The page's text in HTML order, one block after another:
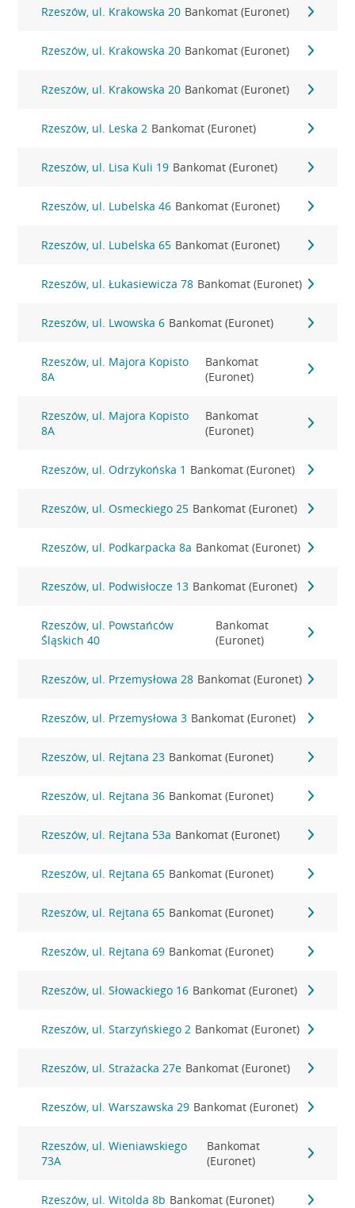
Rzeszów, ul. Krakowska 20 Bankomat (Euronet)
Rzeszów, ul. Krakowska 20 Bankomat (Euronet)
Rzeszów, ul. Krakowska 20 Bankomat (Euronet)
Rzeszów, ul. Leska 2 Bankomat (Euronet)
Rzeszów, ul. Lisa Kuli 19 Bankomat (Euronet)
Rzeszów, ul. Lubelska 46 Bankomat (Euronet)
Rzeszów, ul. Lubelska 65 Bankomat (Euronet)
Rzeszów, ul. Łukasiewicza 78 Bankomat (Euronet)
Rzeszów, ul. Lwowska 6 Bankomat (Euronet)
Rzeszów, ul. Majora Kopisto
8A
Bankomat
(Euronet)
Rzeszów, ul. Majora Kopisto
8A
Bankomat
(Euronet)
Rzeszów, ul. Odrzykońska 1 Bankomat (Euronet)
Rzeszów, ul. Osmeckiego 25 Bankomat (Euronet)
Rzeszów, ul. Podkarpacka 8a Bankomat (Euronet)
Rzeszów, ul. Podwisłocze 13 Bankomat (Euronet)
Rzeszów, ul. Powstańców
Śląskich 40
Bankomat
(Euronet)
Rzeszów, ul. Przemysłowa 28 Bankomat (Euronet)
Rzeszów, ul. Przemysłowa 3 Bankomat (Euronet)
Rzeszów, ul. Rejtana 23 Bankomat (Euronet)
Rzeszów, ul. Rejtana 36 Bankomat (Euronet)
Rzeszów, ul. Rejtana 53a Bankomat (Euronet)
Rzeszów, ul. Rejtana 65 Bankomat (Euronet)
Rzeszów, ul. Rejtana 65 Bankomat (Euronet)
Rzeszów, ul. Rejtana 69 Bankomat (Euronet)
Rzeszów, ul. Słowackiego 16 Bankomat (Euronet)
Rzeszów, ul. Starzyńskiego 2 Bankomat (Euronet)
Rzeszów, ul. Strażacka 27e Bankomat (Euronet)
Rzeszów, ul. Warszawska 29 Bankomat (Euronet)
Rzeszów, ul. Wieniawskiego
73A
Bankomat
(Euronet)
Rzeszów, ul. Witolda 8b Bankomat (Euronet)